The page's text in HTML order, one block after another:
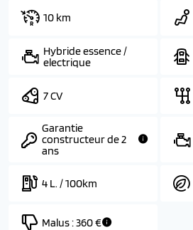
10 km
Hybride essence /
electrique
7 CV
Garantie
constructeur de 2
ans
4 L. / 100km
Malus :360 €